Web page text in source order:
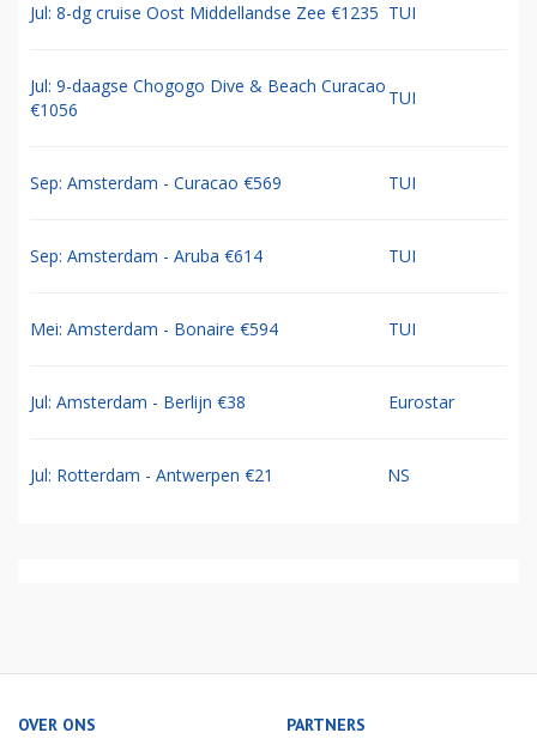
Jul: 8-dg cruise Oost Middellandse Zee €1235 TUI
Jul: 9-daagse Chogogo Dive & Beach Curacao
€1056
TUI
Sep: Amsterdam - Curacao €569 TUI
Sep: Amsterdam - Aruba €614 TUI
Mei: Amsterdam - Bonaire €594 TUI
Jul: Amsterdam - Berlijn €38 Eurostar
Jul: Rotterdam - Antwerpen €21 NS
OVER ONS PARTNERS